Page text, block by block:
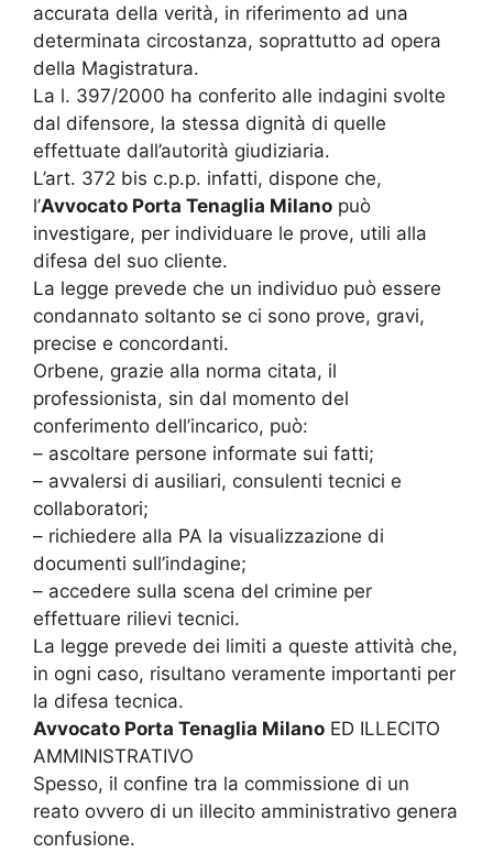
accurata della verità, in riferimento ad una
determinata circostanza, soprattutto ad opera
della Magistratura.
La l. 397/2000 ha conferito alle indagini svolte
dal difensore, la stessa dignità di quelle
effettuate dall’autorità giudiziaria.
L’art. 372 bis c.p.p. infatti, dispone che,
l’Avvocato Porta Tenaglia Milano può
investigare, per individuare le prove, utili alla
difesa del suo cliente.
La legge prevede che un individuo può essere
condannato soltanto se ci sono prove, gravi,
precise e concordanti.
Orbene, grazie alla norma citata, il
professionista, sin dal momento del
conferimento dell’incarico, può:
– ascoltare persone informate sui fatti;
– avvalersi di ausiliari, consulenti tecnici e
collaboratori;
– richiedere alla PA la visualizzazione di
documenti sull’indagine;
– accedere sulla scena del crimine per
effettuare rilievi tecnici.
La legge prevede dei limiti a queste attività che,
in ogni caso, risultano veramente importanti per
la difesa tecnica.
Avvocato Porta Tenaglia Milano ED ILLECITO
AMMINISTRATIVO
Spesso, il confine tra la commissione di un
reato ovvero di un illecito amministrativo genera
confusione.